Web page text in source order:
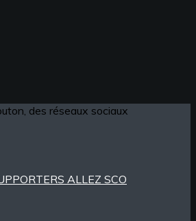
des réseaux sociaux